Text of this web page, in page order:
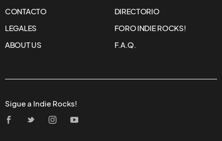
CONTACTO
DIRECTORIO
LEGALES
FORO INDIE ROCKS!
ABOUT US
F.A.Q.
Sigue a Indie Rocks!